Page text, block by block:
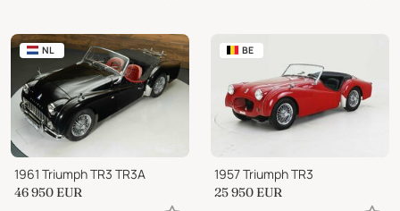
NL
1961 Triumph TR3 TR3A
46 950 EUR
BE
1957 Triumph TR3
25 950 EUR